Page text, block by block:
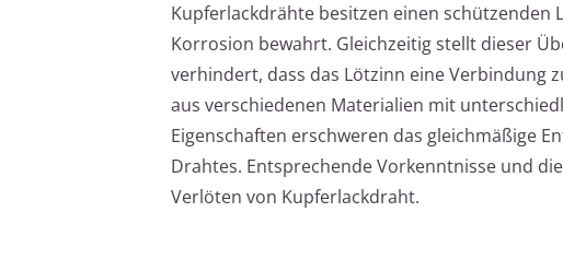
Kupferlackdrähte besitzen einen schützenden
Korrosion bewahrt. Gleichzeitig stellt dieser
verhindert, dass das Lötzinn eine Verbindung
aus verschiedenen Materialien mit
Eigenschaften erschweren das gleichmäßige
Drahtes. Entsprechende Vorkenntnisse und
Verlöten von Kupferlackdraht.